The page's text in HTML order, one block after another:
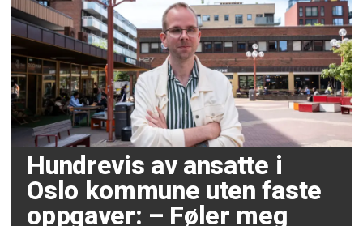
Hundrevis av ansatte i
Oslo kommune uten faste
oppgaver: – Føler meg